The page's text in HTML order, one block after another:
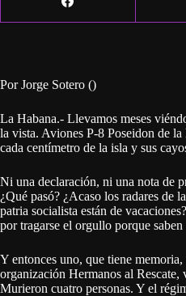
Por Jorge Sotero ()
La Habana.- Llevamos meses
la vista. Aviones P-8 Poseidon de la
cada centímetro de la isla y sus
Ni una declaración, ni una nota de
¿Qué pasó? ¿Acaso los radares de
patria socialista están de
por tragarse el orgullo porque
Y entonces uno, que tiene
organización Hermanos al Rescate,
Murieron cuatro personas. Y el